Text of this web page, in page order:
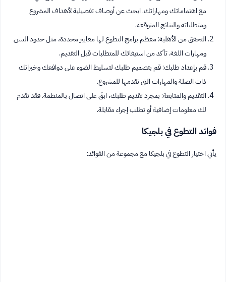
مع اهتماماتك ومهاراتك. ابحث عن أوصاف تفصيلية لأهداف المشروع
ومتطلباته والنتائج المتوقعة.
التحقق من الأهلية: معظم برامج التطوع لها معايير محددة، مثل حدود السن
ومهارات اللغة. تأكد من استيفائك للمتطلبات قبل التقديم.
قم بإعداد طلبك: قم بتصميم طلبك لتسليط الضوء على دوافعك وخبراتك
ذات الصلة والمهارات التي تقدمها للمشروع.
التقديم والمتابعة: بمجرد تقديم طلبك، ابقَ على اتصال بالمنظمة. فقد تقدم
لك معلومات إضافية أو تطلب إجراء مقابلة.
فوائد التطوع في بلجيكا
يأتي اختيار التطوع في بلجيكا مع مجموعة من الفوائد: